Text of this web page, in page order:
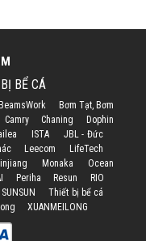
BỂ CÁ
BeamsWork
Bơm Tạt, Bơm
Camry Chaning
Dophin
ISTA
JBL - Đức
Leecom
LifeTech
Monaka
Ocean
Periha Resun
RIO
SUNSUN
Thiết bị bể cá
XUANMEILONG